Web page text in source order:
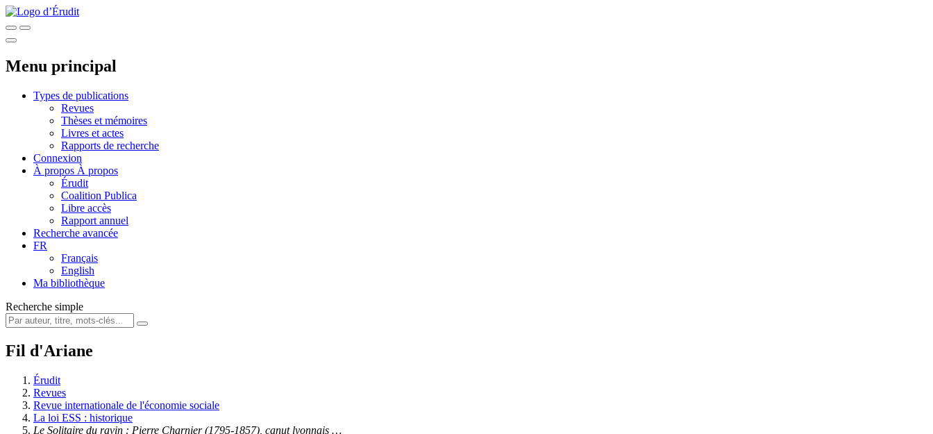
Menu principal
Types de publications
Revues
Thèses et mémoires
Livres et actes
Rapports de recherche
Connexion
À propos À propos
Érudit
Coalition Publica
Libre accès
Rapport annuel
Recherche avancée
FR
Français
English
Ma bibliothèque
Recherche simple
Fil d'Ariane
Érudit
Revues
Revue internationale de l'économie sociale
La loi ESS : historique
Le Solitaire du ravin : Pierre Charnier (1795-1857), canut lyonnais …